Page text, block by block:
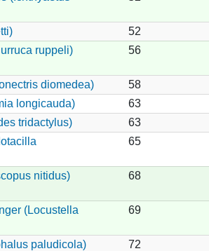
52
ruppeli) 56
diomedea)
58
longicauda)
63
tridactylus)
63
65
nitidus) 68
(Locustella
69
paludicola)
72